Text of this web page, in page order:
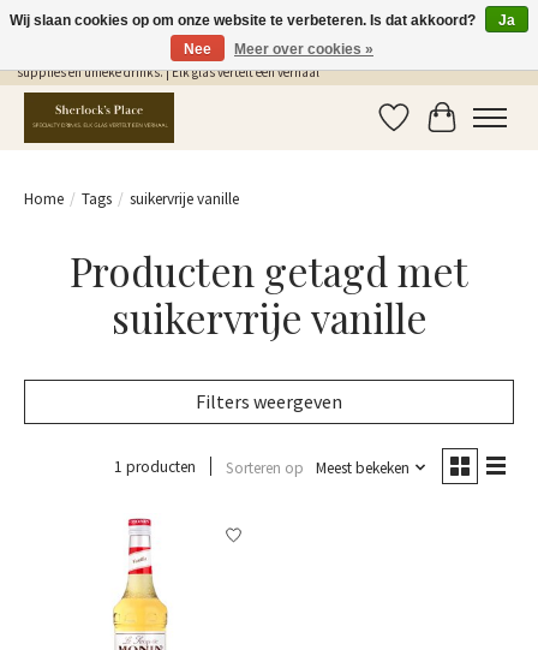
Gratis Verzending in NL vanaf €75,- | Sherlocks Place: dé plek voor MONIN siropen, bar
supplies en unieke drinks. | Elk glas vertelt een verhaal
Verlanglijst
Home / Tags / suikervrije vanille
Producten getagd met
suikervrije vanille
Filters weergeven
1 producten Sorteren op Meest bekeken
Wij slaan cookies op om onze website te verbeteren. Is dat akkoord?
Ja
Nee
Meer over cookies »